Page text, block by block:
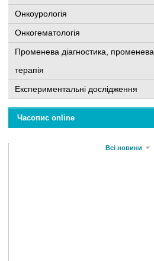
Онкоурологія
Онкогематологія
Променева діагностика, променева
терапія
Експериментальні дослідження
Часопис online
Всі новини